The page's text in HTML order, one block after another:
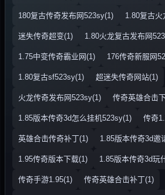
180复古传奇发布网523sy(1) 1.80复古
迷失传奇超变(1) 1.80火龙复古发布网
1.75中变传奇霸业网(1) 176传奇新服网
1.80复古sf523sy(1) 超迷失传奇网站(1)
火龙传奇发布网523sy(1) 传奇英雄合击
1.85版本传奇3d怎么挂机523sy(1) 传奇
英雄合击传奇补丁(1) 1.85版本传奇3d邀
1.95传奇版本下载(1) 1.85版本传奇3d玩
传奇手游1.95(1) 传奇英雄合击补丁(1)